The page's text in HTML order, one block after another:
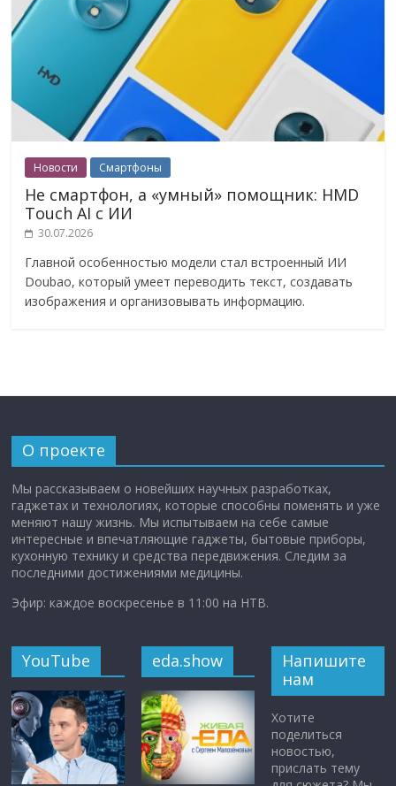
Новости Смартфоны
Не смартфон, а «умный» помощник: HMD
Touch AI с ИИ
30.07.2026
Главной особенностью модели стал встроенный ИИ
Doubao, который умеет переводить текст, создавать
изображения и организовывать информацию.
О проекте
Мы рассказываем о новейших научных разработках,
гаджетах и технологиях, которые способны поменять и уже
меняют нашу жизнь. Мы испытываем на себе самые
интересные и впечатляющие гаджеты, бытовые приборы,
кухонную технику и средства передвижения. Следим за
последними достижениями медицины.
Эфир: каждое воскресенье в 11:00 на НТВ.
YouTube eda.show
Напишите
нам
Хотите
поделиться
новостью,
прислать тему